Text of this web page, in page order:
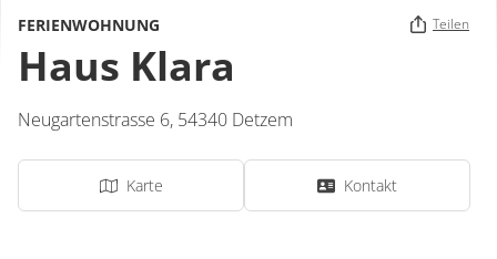
FERIENWOHNUNG Teilen
Haus Klara
Neugartenstrasse 6, 54340 Detzem
Karte Kontakt